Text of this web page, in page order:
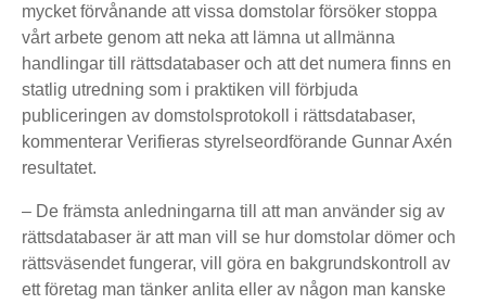
mycket förvånande att vissa domstolar försöker stoppa
vårt arbete genom att neka att lämna ut allmänna
handlingar till rättsdatabaser och att det numera finns en
statlig utredning som i praktiken vill förbjuda
publiceringen av domstolsprotokoll i rättsdatabaser,
kommenterar Verifieras styrelseordförande Gunnar Axén
resultatet.
– De främsta anledningarna till att man använder sig av
rättsdatabaser är att man vill se hur domstolar dömer och
rättsväsendet fungerar, vill göra en bakgrundskontroll av
ett företag man tänker anlita eller av någon man kanske